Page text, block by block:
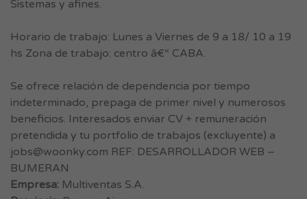
Sistemas y afines.
Horario de trabajo: Lunes a Viernes de 9 a 18/ 10 a 19
hs Zona de trabajo: centro â€“ CABA.
Se ofrece relación de dependencia por tiempo
indeterminado, prepaga de primer nivel y numerosos
beneficios. Interesados enviar CV + remuneración
pretendida y tu portfolio de trabajos (excluyente) a
jobs@woonky.com REF: DESARROLLADOR WEB –
BUMERAN
Empresa: Multiventas S.A.